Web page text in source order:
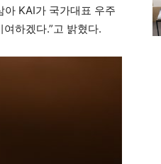
아 KAI가 국가대표 우주
하겠다.”고 밝혔다.